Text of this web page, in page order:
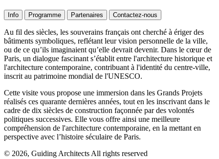
Info Programme Partenaires Contactez-nous
Au fil des siècles, les souverains français ont cherché à ériger des
bâtiments symboliques, reflétant leur vision personnelle de la ville,
ou de ce qu’ils imaginaient qu’elle devrait devenir. Dans le cœur de
Paris, un dialogue fascinant s’établit entre l'architecture historique et
l'architecture contemporaine, contribuant à l'identité du centre-ville,
inscrit au patrimoine mondial de l'UNESCO.
Cette visite vous propose une immersion dans les Grands Projets
réalisés ces quarante dernières années, tout en les inscrivant dans le
cadre de dix siècles de construction façonnée par des volontés
politiques successives. Elle vous offre ainsi une meilleure
compréhension de l'architecture contemporaine, en la mettant en
perspective avec l’histoire séculaire de Paris.
© 2026, Guiding Architects All rights reserved